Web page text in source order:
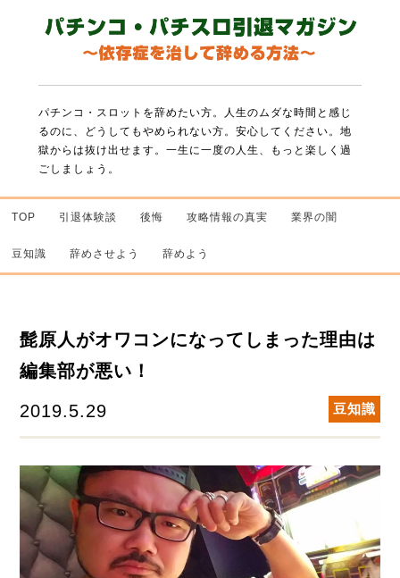
パチンコ・スロットを辞めたい方。人生のムダな時間と感じ
るのに、どうしてもやめられない方。 安心してください。地
獄からは抜け出せます。一生に一度の人生、もっと楽しく過
ごしましょう。
TOP 引退体験談 後悔 攻略情報の真実 業界の闇
豆知識 辞めさせよう 辞めよう
髭原人がオワコンになってしまった理由は
編集部が悪い！
2019.5.29 豆知識